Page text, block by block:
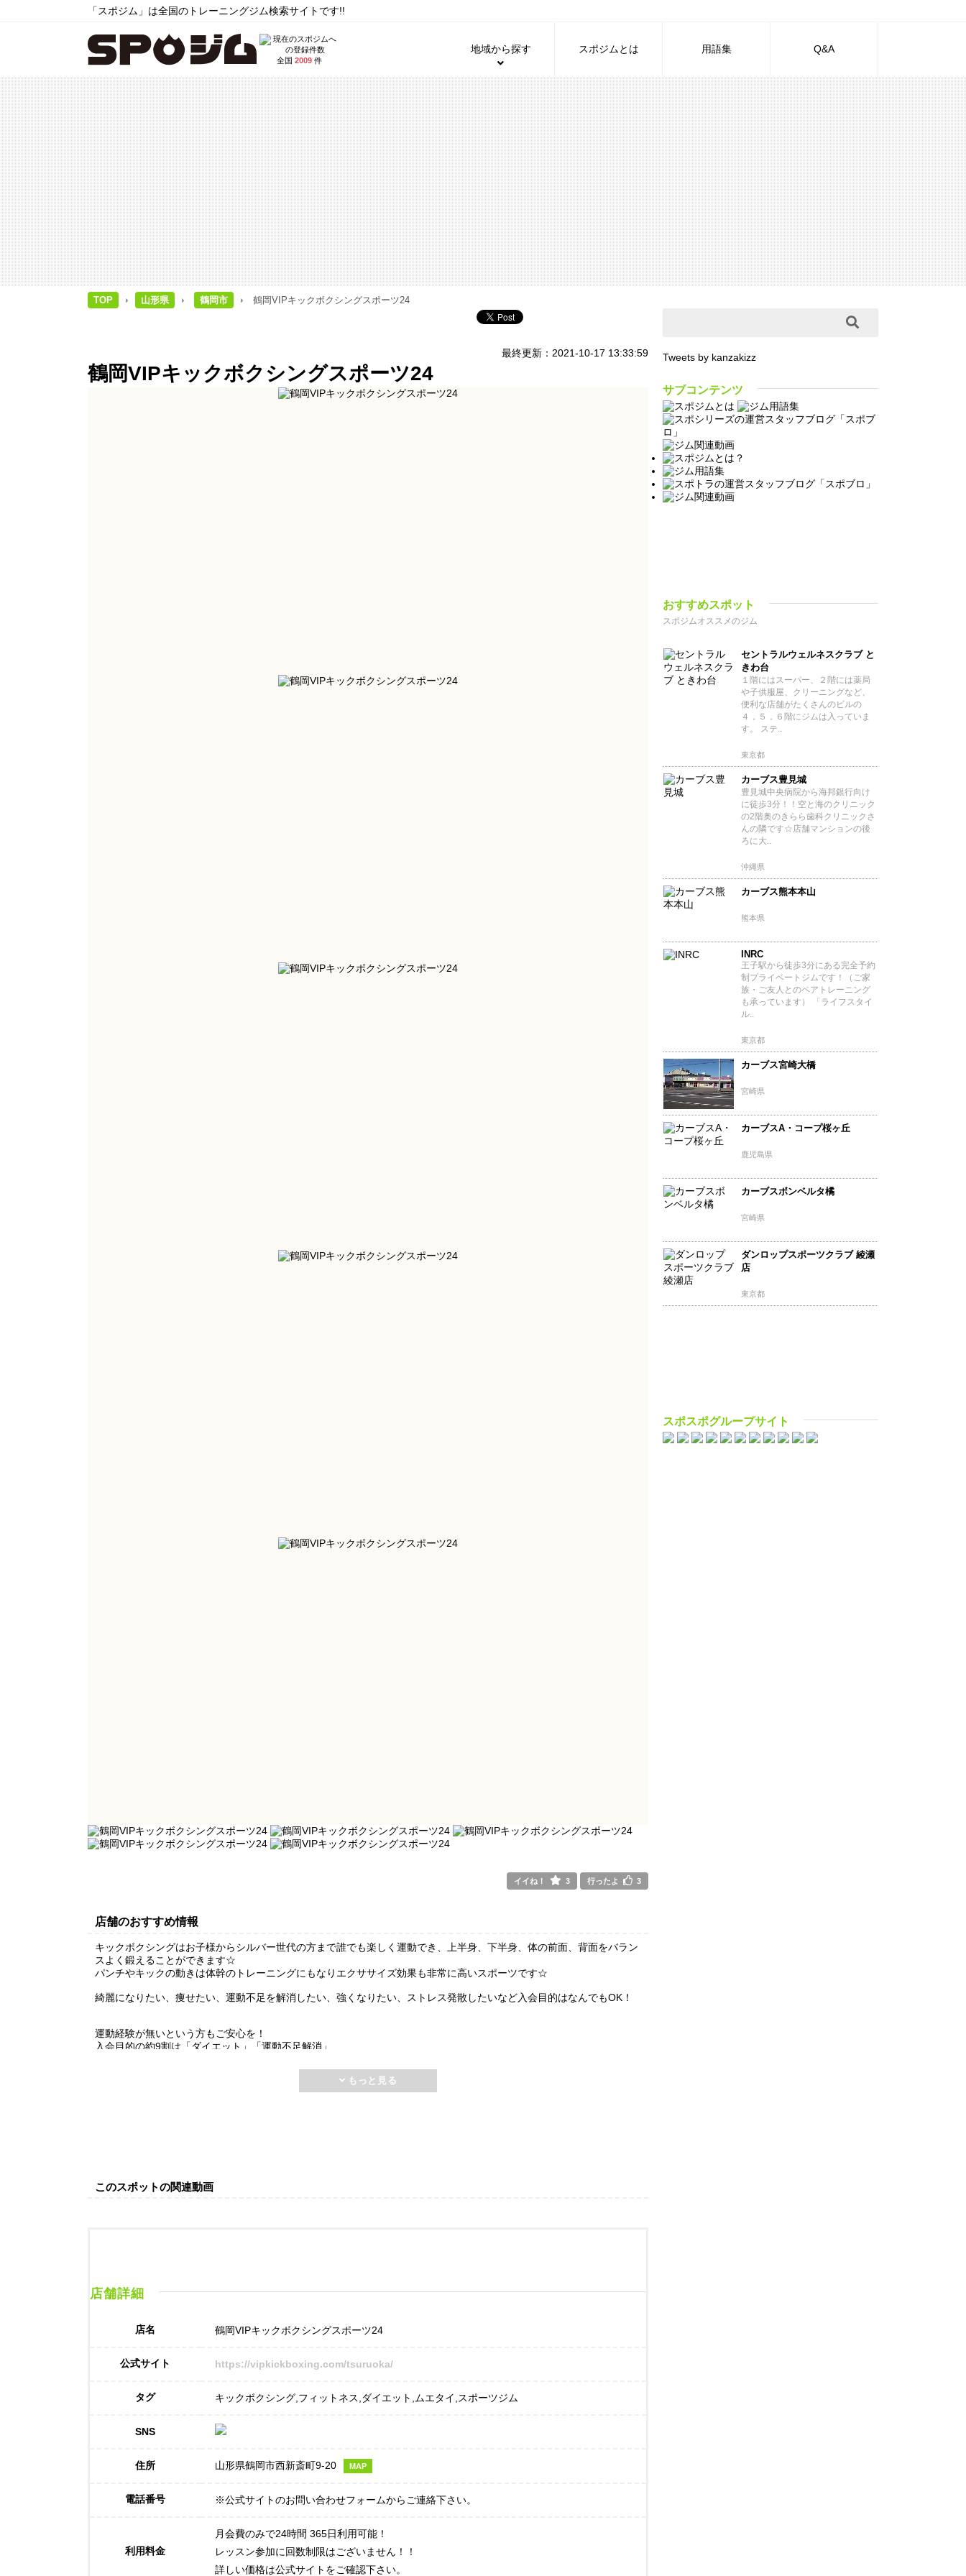
「スポジム」は全国のトレーニングジム検索サイトです!!
全国 2009件
地域から探す スポジムとは 用語集 Q&A
TOP 山形県 鶴岡市 鶴岡VIPキックボクシングスポーツ24
最終更新：2021-10-17 13:33:59
鶴岡VIPキックボクシングスポーツ24
イイね！ 3 行ったよ 3
店舗のおすすめ情報
キックボクシングはお子様からシルバー世代の方まで誰でも楽しく運動でき、上半身、下半身、体の前面、背面をバラン
スよく鍛えることができます☆
パンチやキックの動きは体幹のトレーニングにもなりエクササイズ効果も非常に高いスポーツです☆
綺麗になりたい、痩せたい、運動不足を解消したい、強くなりたい、ストレス発散したいなど入会目的はなんでもOK！
運動経験が無いという方もご安心を！
入会目的の約9割は「ダイエット」「運動不足解消」
女性向けフィットネスも充実してお待ちしております！！
このスポットの関連動画
店舗詳細
店名 鶴岡VIPキックボクシングスポーツ24
公式サイト https://vipkickboxing.com/tsuruoka/
タグ キックボクシング,フィットネス,ダイエット,ムエタイ,スポーツジム
SNS
住所 山形県鶴岡市西新斎町9-20 MAP
電話番号 ※公式サイトのお問い合わせフォームからご連絡下さい。
利用料金
月会費のみで24時間 365日利用可能！
レッスン参加に回数制限はございません！！
詳しい価格は公式サイトをご確認下さい。
Tweets by kanzakizz
サブコンテンツ
おすすめスポット
スポジムオススメのジム
セントラルウェルネスクラブ と
きわ台
１階にはスーパー、２階には薬局
や子供服屋、クリーニングなど、
便利な店舗がたくさんのビルの
４，５，６階にジムは入っていま
す。 ステ..
東京都
カーブス豊見城
豊見城中央病院から海邦銀行向け
に徒歩3分！！空と海のクリニック
の2階奥のきらら歯科クリニックさ
んの隣です☆店舗マンションの後
ろに大..
沖縄県
カーブス熊本本山
熊本県
INRC
王子駅から徒歩3分にある完全予約
制プライベートジムです！（ご家
族・ご友人とのペアトレーニング
も承っています） 「ライフスタイ
ル..
東京都
カーブス宮崎大橋
宮崎県
カーブスA・コープ桜ヶ丘
鹿児島県
カーブスボンベルタ橘
宮崎県
ダンロップスポーツクラブ 綾瀬
店
東京都
スポスポグループサイト